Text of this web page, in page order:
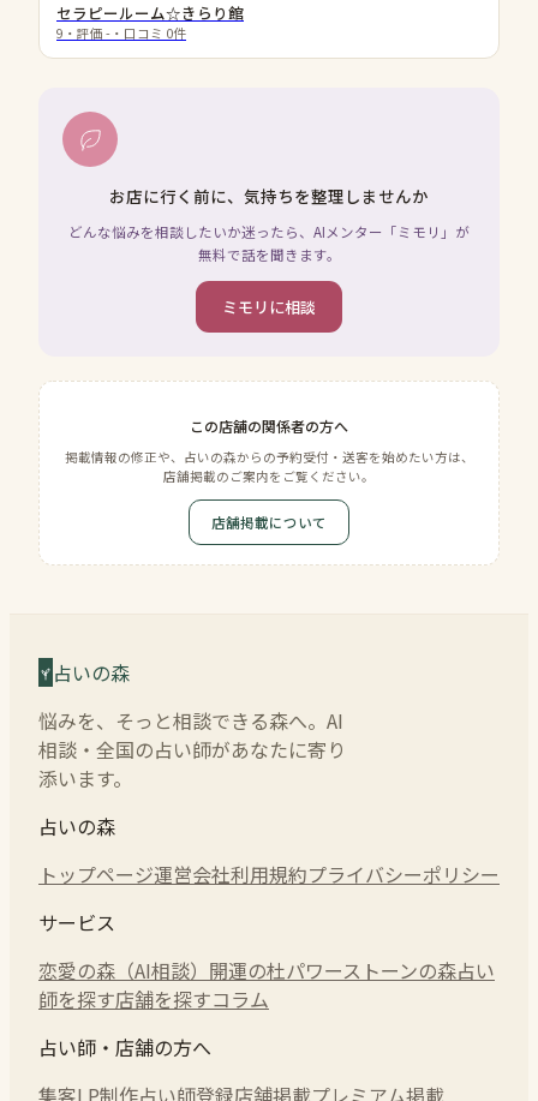
セラピールーム☆きらり館
9 ・評価 - ・口コミ 0件
お店に行く前に、気持ちを整理しませんか
どんな悩みを相談したいか迷ったら、AIメンター「ミモリ」が
無料で話を聞きます。
ミモリに相談
この店舗の関係者の方へ
掲載情報の修正や、占いの森からの予約受付・送客を始めたい方は、
店舗掲載のご案内をご覧ください。
店舗掲載について
占いの森
悩みを、そっと相談できる森へ。AI
相談・全国の占い師があなたに寄り
添います。
占いの森
トップページ運営会社利用規約プライバシーポリシー
サービス
恋愛の森（AI相談） 開運の杜パワーストーンの森占い
師を探す店舗を探すコラム
占い師・店舗の方へ
集客LP制作占い師登録店舗掲載プレミアム掲載